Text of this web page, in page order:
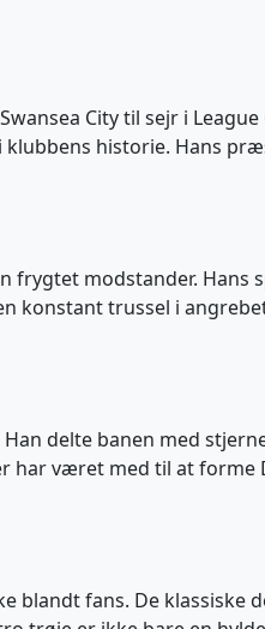
City til sejr i
historie. Hans
frygtet modstander. Hans
konstant trussel i
delte banen med
har været med til at forme
blandt fans. De klassiske